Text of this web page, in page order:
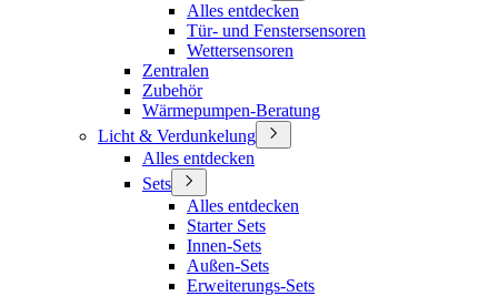
Alles entdecken
Tür- und Fenstersensoren
Wettersensoren
Zentralen
Zubehör
Wärmepumpen-Beratung
Licht & Verdunkelung
Alles entdecken
Sets
Alles entdecken
Starter Sets
Innen-Sets
Außen-Sets
Erweiterungs-Sets